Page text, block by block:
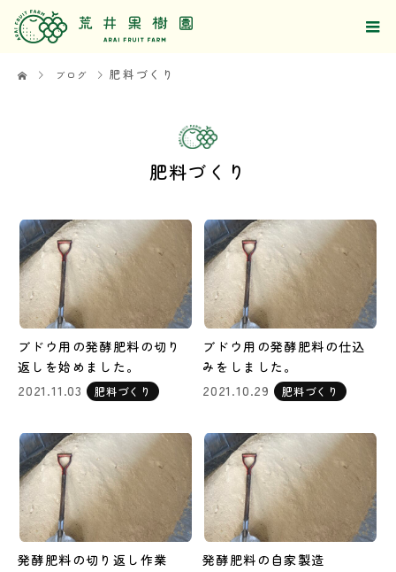
ブログ 肥料づくり
肥料づくり
ブドウ用の発酵肥料の切り
返しを始めました。
2021.11.03 肥料づくり
ブドウ用の発酵肥料の仕込
みをしました。
2021.10.29 肥料づくり
発酵肥料の切り返し作業 発酵肥料の自家製造